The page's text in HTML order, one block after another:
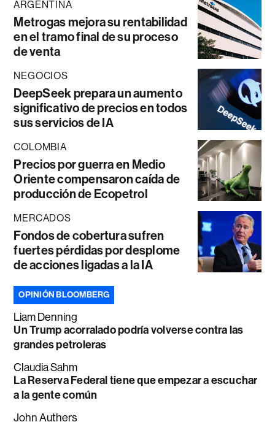
ARGENTINA
Metrogas mejora su rentabilidad
en el tramo final de su proceso
de venta
NEGOCIOS
DeepSeek prepara un aumento
significativo de precios en todos
sus servicios de IA
COLOMBIA
Precios por guerra en Medio
Oriente compensaron caída de
producción de Ecopetrol
MERCADOS
Fondos de cobertura sufren
fuertes pérdidas por desplome
de acciones ligadas a la IA
OPINIÓN BLOOMBERG
Liam Denning
Un Trump acorralado podría volverse contra las
grandes petroleras
Claudia Sahm
La Reserva Federal tiene que empezar a escuchar
a la gente común
John Authers